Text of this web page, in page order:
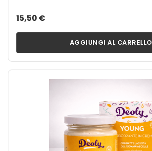
15,50 €
AGGIUNGI AL CARRELLO